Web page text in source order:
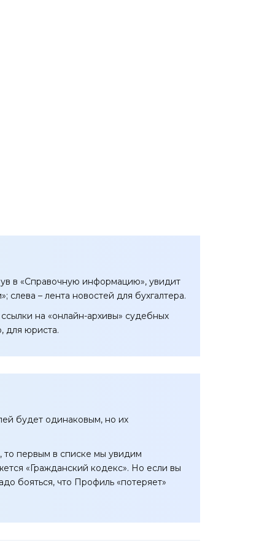
в «Справочную информацию», увидит
– лента новостей для бухгалтера.
на «онлайн-архивы» судебных
для юриста.
будет одинаковым, но их
то первым в списке мы увидим
«Гражданский кодекс». Но если вы
бояться, что Профиль «потеряет»